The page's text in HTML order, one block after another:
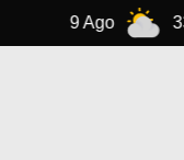
33°C